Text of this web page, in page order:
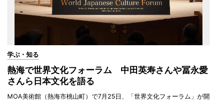
学ぶ・知る
熱海で世界文化フォーラム 中田英寿さんや冨永愛
さんら日本文化を語る
MOA美術館（熱海市桃山町）で7月25日、「世界文化フォーラム」が開